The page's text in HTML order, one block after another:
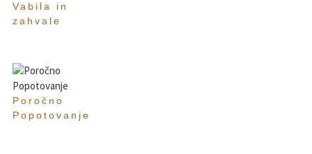
Vabila in
zahvale
Poročno
Popotovanje